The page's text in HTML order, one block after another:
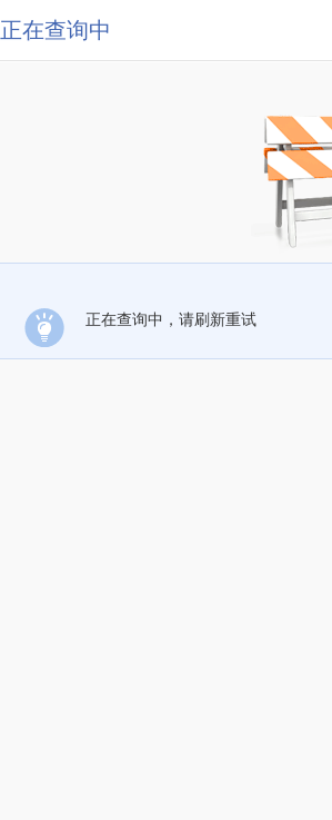
正在查询中
正在查询中，请刷新重试